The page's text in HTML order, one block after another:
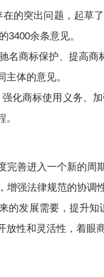
突出问题，起草
3400余条意见。
商标保护、提高商
体的意见。
商标使用义务、
善进入一个新的周期
强法律规范的协调性
发展需要，提升知
性和灵活性，着眼